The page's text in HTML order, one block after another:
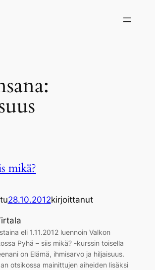
mikä?
28.10.2012kirjoittanut
eli 1.11.2012 luennoin Valkon
Pyhä – siis mikä? -kurssin toisella
on Elämä, ihmisarvo ja hiljaisuus.
otsikossa mainittujen aiheiden lisäksi